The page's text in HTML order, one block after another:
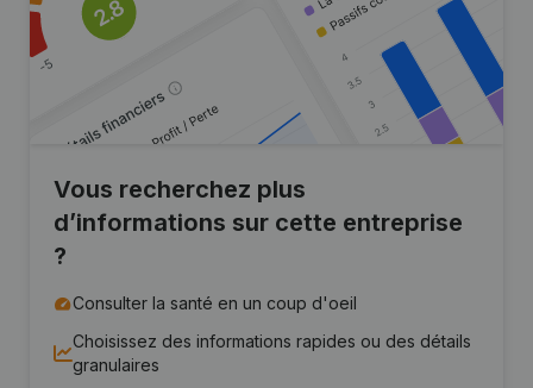
Vous recherchez plus
d’informations sur cette entreprise
?
Consulter la santé en un coup d'oeil
Choisissez des informations rapides ou des détails
granulaires